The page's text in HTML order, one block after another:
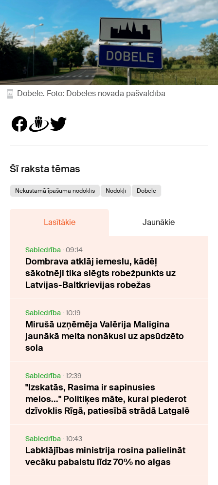
Dobele. Foto: Dobeles novada pašvaldība
Šī raksta tēmas
Nekustamā īpašuma nodoklis Nodokļi Dobele
Lasītākie Jaunākie
Sabiedrība 09:14
Dombrava atklāj iemeslu, kādēļ
sākotnēji tika slēgts robežpunkts uz
Latvijas-Baltkrievijas robežas
Sabiedrība 10:19
Mirušā uzņēmēja Valērija Maligina
jaunākā meita nonākusi uz apsūdzēto
sola
Sabiedrība 12:39
"Izskatās, Rasima ir sapinusies
melos..." Politiķes māte, kurai piederot
dzīvoklis Rīgā, patiesībā strādā Latgalē
Sabiedrība 10:43
Labklājības ministrija rosina palielināt
vecāku pabalstu līdz 70% no algas